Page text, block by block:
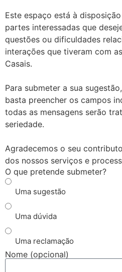
Este espaço está à
partes interessadas que
questões ou dificuldades
interações que tiveram com
Casais.
Para submeter a sua
basta preencher os campos
todas as mensagens serão
seriedade.
Agradecemos o seu
dos nossos serviços e
O que pretende submeter?
Uma sugestão
Uma dúvida
Uma reclamação
Nome (opcional)